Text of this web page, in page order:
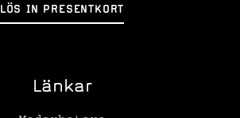
LÖS IN PRESENTKORT
Länkar